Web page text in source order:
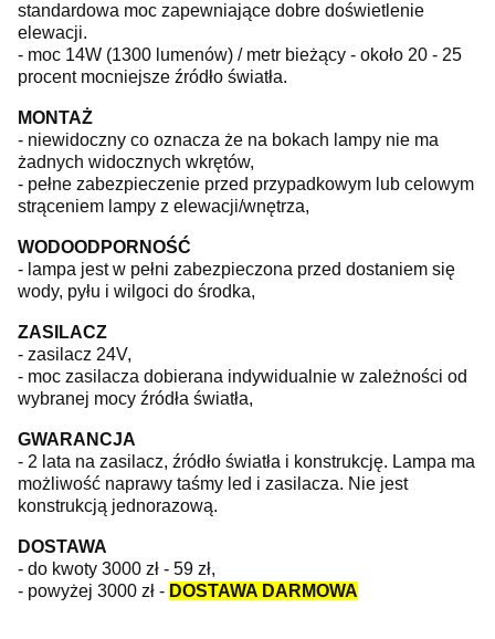
standardowa moc zapewniające dobre doświetlenie
elewacji.
- moc 14W (1300 lumenów) / metr bieżący - około 20 - 25
procent mocniejsze źródło światła.
MONTAŻ
- niewidoczny co oznacza że na bokach lampy nie ma
żadnych widocznych wkrętów,
- pełne zabezpieczenie przed przypadkowym lub celowym
strąceniem lampy z elewacji/wnętrza,
WODOODPORNOŚĆ
- lampa jest w pełni zabezpieczona przed dostaniem się
wody, pyłu i wilgoci do środka,
ZASILACZ
- zasilacz 24V,
- moc zasilacza dobierana indywidualnie w zależności od
wybranej mocy źródła światła,
GWARANCJA
- 2 lata na zasilacz, źródło światła i konstrukcję. Lampa ma
możliwość naprawy taśmy led i zasilacza. Nie jest
konstrukcją jednorazową.
DOSTAWA
- do kwoty 3000 zł - 59 zł,
- powyżej 3000 zł - DOSTAWA DARMOWA